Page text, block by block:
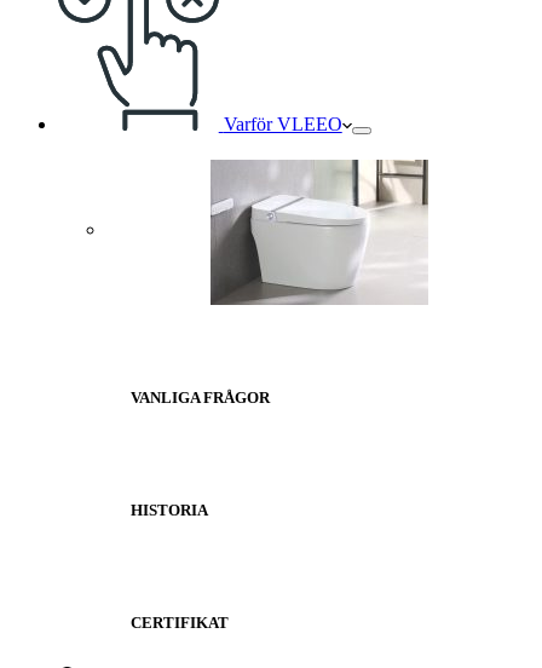
Varför VLEEO
VANLIGA FRÅGOR
HISTORIA
CERTIFIKAT